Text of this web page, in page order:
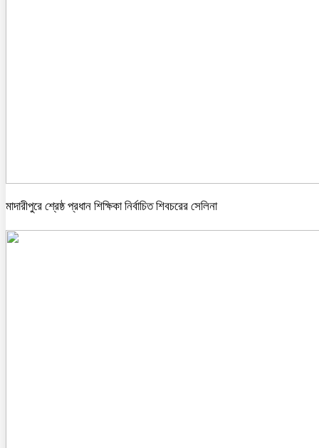
মাদারীপুরে শ্রেষ্ঠ প্রধান শিক্ষিকা নির্বাচিত শিবচরের সেলিনা